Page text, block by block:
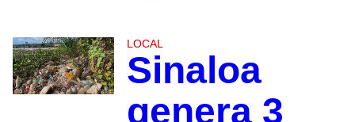
LOCAL
Sinaloa
genera 3